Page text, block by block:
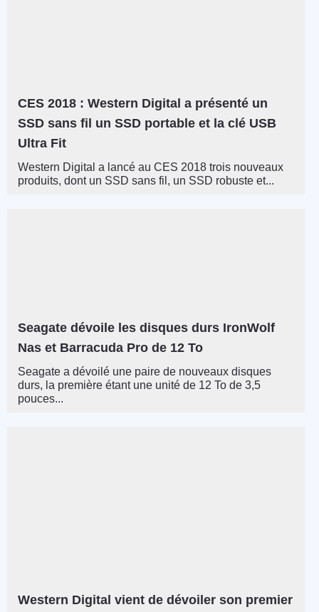
CES 2018 : Western Digital a présenté un
SSD sans fil un SSD portable et la clé USB
Ultra Fit
Western Digital a lancé au CES 2018 trois nouveaux
produits, dont un SSD sans fil, un SSD robuste et...
Seagate dévoile les disques durs IronWolf
Nas et Barracuda Pro de 12 To
Seagate a dévoilé une paire de nouveaux disques
durs, la première étant une unité de 12 To de 3,5
pouces...
Western Digital vient de dévoiler son premier